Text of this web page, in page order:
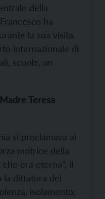
della
ha
la sua visita.
internazionale di
scuole, un
Teresa
si proclamava ai
motrice della
era eterna”, il
la dittatura del
isolamento,